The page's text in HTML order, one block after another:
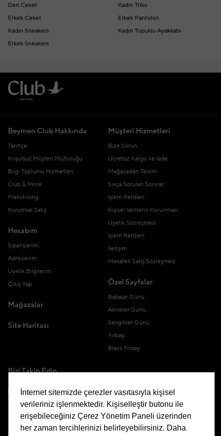
Deri Ceket
Kadın Triko
Erkek Ceket
Erkek Pantolon
Kadın Sneakers
Kadın Topuklu Ayakkabı
Erkek Sneakers
Beymen Club Hakkında
Tarihçe
Koşulsuz Müşteri Mutluluğu
Bilgi Toplumu Hizmetleri
Club & More
Franchising
Kurumsal Satış
Hesabım
Siparişlerim
Adreslerim
Üyelik Bilgilerim
Çıkış Yap
Mağazalar
Site Haritası
Müşteri Hizmetleri
Bize Sorun
Ücretsiz Kargo ve İade
Mağazadan Teslim
Sıkça Sorulan Sorular
İşlem Rehberi
Kişisel Verilerin Korunması
Üyelik Sözleşmesi
İşlem Rehberi
İletişim
Mesafeli Satış Sözleşmesi
Özel Sayfalar
Babalar Günü
Anneler Günü
Sevgililer Günü
Yılbaşı
Black Friday
Bizi Takip Edin
Uygulamamızı İndirin
İnternet sitemizde çerezler vasıtasıyla kişisel
verileriniz işlenmektedir. Kişiselleştir butonu ile
erişebileceğiniz Çerez Yönetim Paneli üzerinden
her zaman tercihlerinizi belirleyebilirsiniz. Daha